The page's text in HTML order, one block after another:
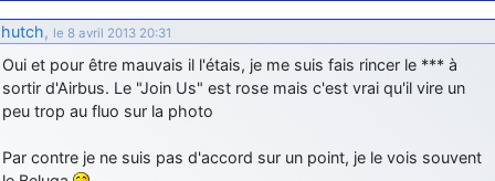
hutch, le 8 avril 2013 20:31
Oui et pour être mauvais il l'étais, je me suis fais rincer le *** à
sortir d'Airbus. Le "Join Us" est rose mais c'est vrai qu'il vire un
peu trop au fluo sur la photo
Par contre je ne suis pas d'accord sur un point, je le vois souvent